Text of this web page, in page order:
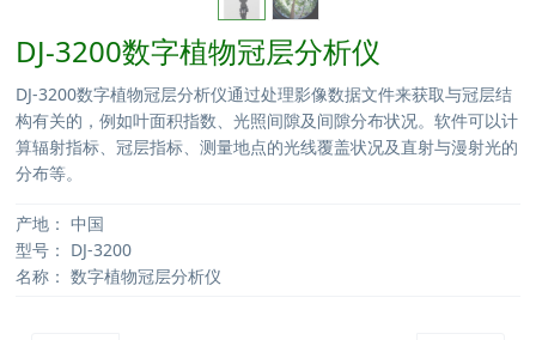
DJ-3200数字植物冠层分析仪
DJ-3200数字植物冠层分析仪通过处理影像数据文件来获取与冠层结
构有关的，例如叶面积指数、光照间隙及间隙分布状况。软件可以计
算辐射指标、冠层指标、测量地点的光线覆盖状况及直射与漫射光的
分布等。
产地： 中国
型号： DJ-3200
名称： 数字植物冠层分析仪